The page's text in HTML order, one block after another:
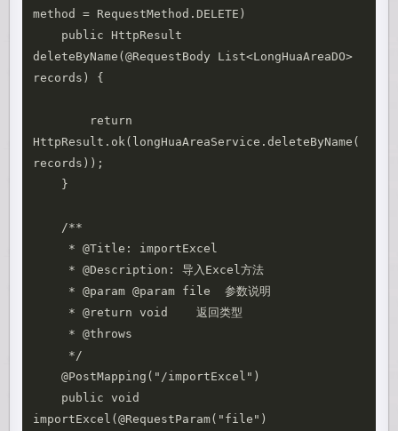
method = RequestMethod.DELETE)
deleteByName(@RequestBody List<LongHuaAreaDO>
records) {
HttpResult.ok(longHuaAreaService.deleteByName(
records));
    @PostMapping("/importExcel")
importExcel(@RequestParam("file")